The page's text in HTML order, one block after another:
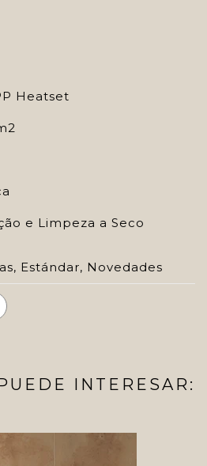
Heatset
e Limpeza a Seco
, Estándar, Novedades
INTERESAR: